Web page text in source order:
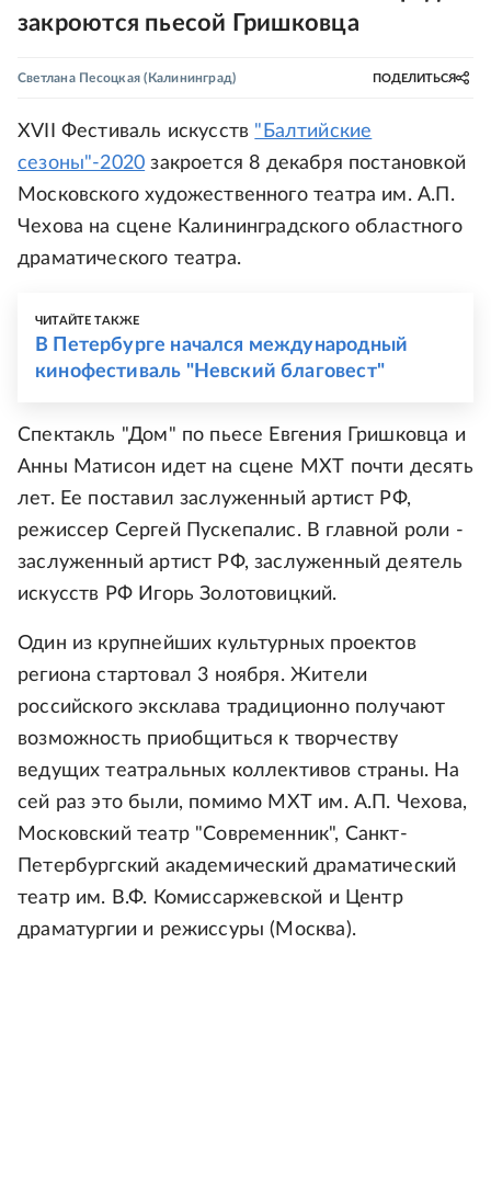
закроются пьесой Гришковца
Светлана Песоцкая (Калининград) ПОДЕЛИТЬСЯ
XVII Фестиваль искусств "Балтийские
сезоны"-2020 закроется 8 декабря постановкой
Московского художественного театра им. А.П.
Чехова на сцене Калининградского областного
драматического театра.
ЧИТАЙТЕ ТАКЖЕ
В Петербурге начался международный
кинофестиваль "Невский благовест"
Спектакль "Дом" по пьесе Евгения Гришковца и
Анны Матисон идет на сцене МХТ почти десять
лет. Ее поставил заслуженный артист РФ,
режиссер Сергей Пускепалис. В главной роли -
заслуженный артист РФ, заслуженный деятель
искусств РФ Игорь Золотовицкий.
Один из крупнейших культурных проектов
региона стартовал 3 ноября. Жители
российского эксклава традиционно получают
возможность приобщиться к творчеству
ведущих театральных коллективов страны. На
сей раз это были, помимо МХТ им. А.П. Чехова,
Московский театр "Современник", Санкт-
Петербургский академический драматический
театр им. В.Ф. Комиссаржевской и Центр
драматургии и режиссуры (Москва).